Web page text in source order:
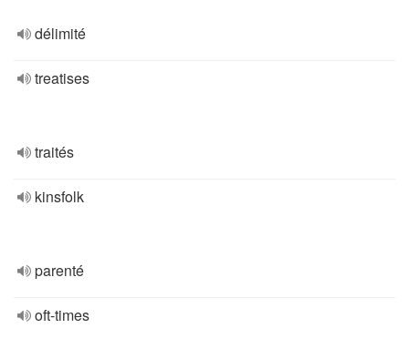
délimité
treatises
traités
kinsfolk
parenté
oft-times